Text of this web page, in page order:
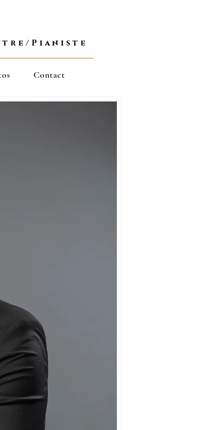
Pianiste
Contact